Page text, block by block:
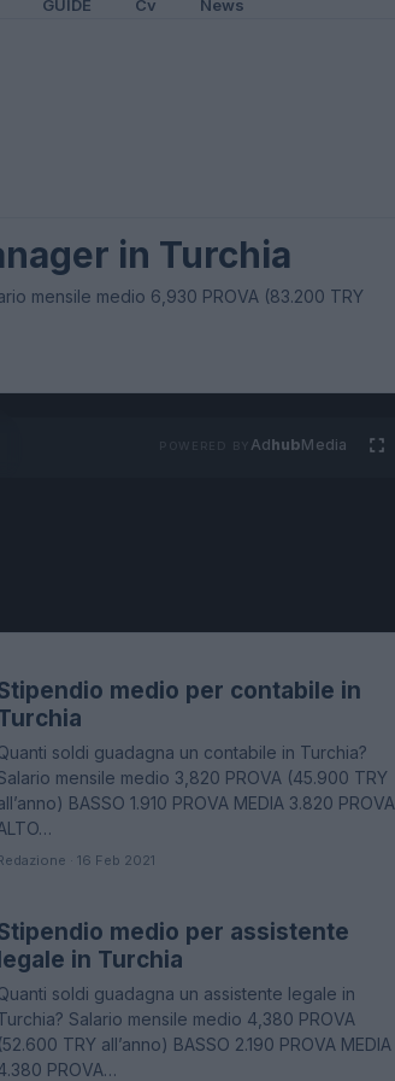
GUIDE Cv News
in Turchia
mensile medio 6,930 PROVA (83.200 TRY
AdhubMedia
STIPENDI
medio per contabile in
soldi guadagna un contabile in Turchia?
mensile medio 3,820 PROVA (45.900 TRY
BASSO 1.910 PROVA MEDIA 3.820 PROVA
· 16 Feb 2021
STIPENDI
medio per assistente
in Turchia
soldi guadagna un assistente legale in
Salario mensile medio 4,380 PROVA
(52.600 TRY all’anno) BASSO 2.190 PROVA MEDIA
PROVA…